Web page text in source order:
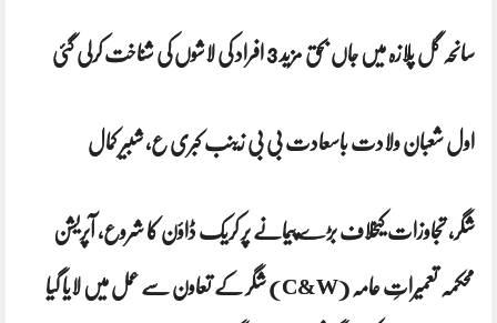
سانحہ گل پلازہ میں جاں بحق مزید 3 افراد کی لاشوں کی شناخت کرلی گئی
اول شعبان ولادت باسعادت بی بی زینب کبری ع، شبیر کمال
شگر، تجاوزات کیخلاف بڑے پیمانے پر کریک ڈاؤن کا شروع، آپریشن
محکمہ تعمیراتِ عامہ (C&W) شگر کے تعاون سے عمل میں لایا گیا